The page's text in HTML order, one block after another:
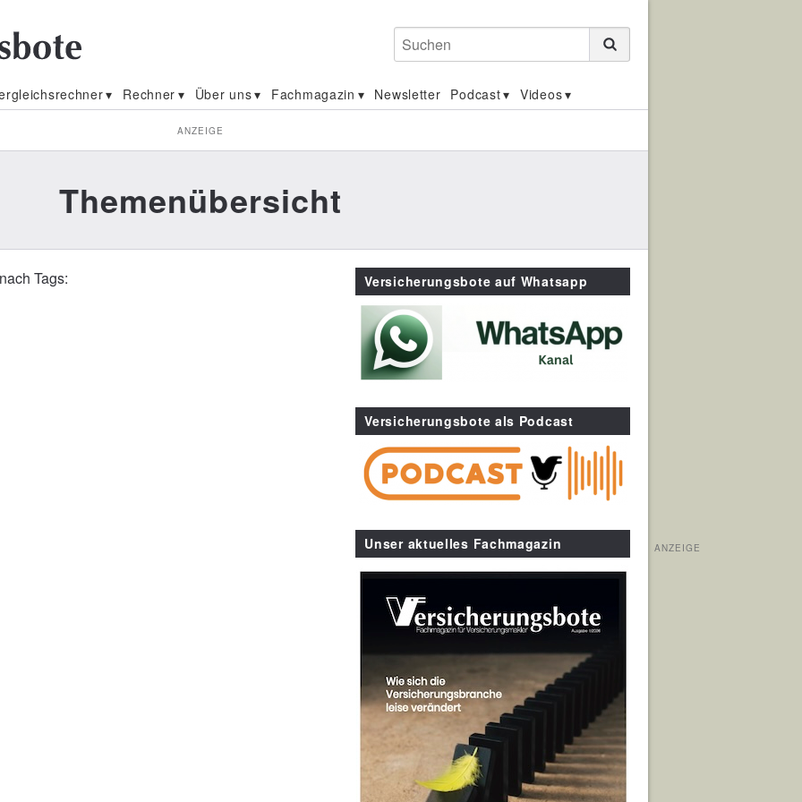
Suchen
Rechner Über uns Fachmagazin Newsletter Podcast Videos
ANZEIGE
Themenübersicht
Tags:
Versicherungsbote auf Whatsapp
Versicherungsbote als Podcast
Unser aktuelles Fachmagazin ANZEIGE